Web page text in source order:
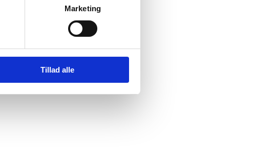
Marketing
Tillad alle